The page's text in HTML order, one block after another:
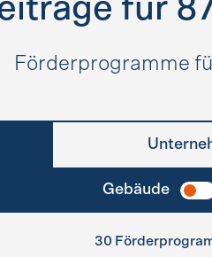
für
Förderprogramme
Gebäude
30